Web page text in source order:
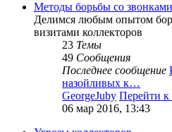
Методы борьбы со
Делимся любым опытом
визитами коллекторов
23 Темы
49 Сообщения
Последнее сообщение
назойливых к…
GeorgeJuby Перейти
06 мар 2016, 13:43